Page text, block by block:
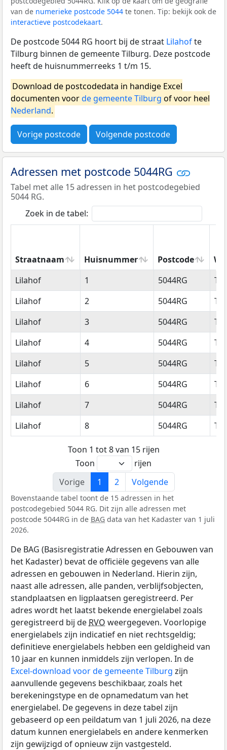
van de numerieke postcode 5044 te tonen. Tip: bekijk ook de
interactieve postcodekaart.
De postcode 5044 RG hoort bij de straat Lilahofte
Tilburg binnen de gemeente Tilburg. Deze postcode
heeft de huisnummerreeks 1 t/m 15.
Download de postcodedata in handige Excel
documenten voorde gemeente Tilburg of voor heel
Nederland.
Vorige postcode Volgende postcode
Adressen met postcode 5044RG
Tabel met alle 15 adressen in het postcodegebied
5044 RG.
Zoek in de tabel:
Straatnaam Huisnummer Postcode
Straatnaam
Huisnummer Postcode
Lilahof 1 5044RG
Lilahof
2 5044RG
Lilahof
3 5044RG
Lilahof
4 5044RG
Lilahof
5 5044RG
Lilahof
6 5044RG
Lilahof
7 5044RG
Lilahof
8 5044RG
Toon 1 tot 8 van 15 rijen
Toon
rijen
Vorige
1 2 Volgende
Bovenstaande tabel toont de 15 adressen in het
postcodegebied 5044 RG. Dit zijn alle adressen met
postcode 5044RG in de BAG data van het Kadaster van 1 juli
2026.
De BAG (Basisregistratie Adressen en Gebouwen van
het Kadaster) bevat de officiële gegevens van alle
adressen en gebouwen in Nederland. Hierin zijn,
naast alle adressen, alle panden, verblijfsobjecten,
standplaatsen en ligplaatsen geregistreerd. Per
adres wordt het laatst bekende energielabel zoals
geregistreerd bij de RVO weergegeven. Voorlopige
energielabels zijn indicatief en niet rechtsgeldig;
definitieve energielabels hebben een geldigheid van
10 jaar en kunnen inmiddels zijn verlopen. In de
Excel-download voor de gemeente Tilburg zijn
aanvullende gegevens beschikbaar, zoals het
berekeningstype en de opnamedatum van het
energielabel. De gegevens in deze tabel zijn
gebaseerd op een peildatum van 1 juli 2026, na deze
datum kunnen energielabels en andere kenmerken
zijn gewijzigd of opnieuw zijn vastgesteld.